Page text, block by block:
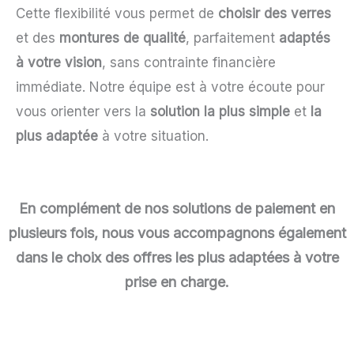
Cette flexibilité vous permet de choisir des verres
et des montures de qualité, parfaitement adaptés
à votre vision, sans contrainte financière
immédiate. Notre équipe est à votre écoute pour
vous orienter vers la solution la plus simple et la
plus adaptée à votre situation.
En complément de nos solutions de paiement en
plusieurs fois, nous vous accompagnons également
dans le choix des offres les plus adaptées à votre
prise en charge.